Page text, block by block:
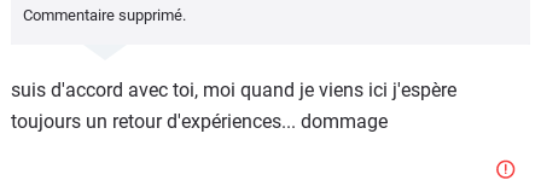
Commentaire supprimé.
suis d'accord avec toi, moi quand je viens ici j'espère
toujours un retour d'expériences... dommage